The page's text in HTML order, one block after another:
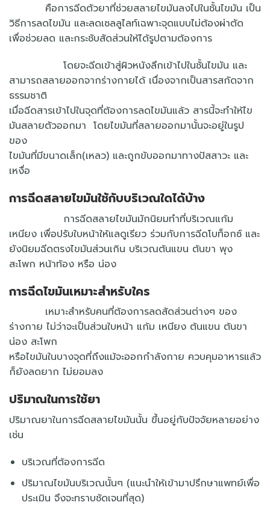
คือการฉีดตัวยาที่ช่วยสลายไขมันลงไปในชั้นไขมัน เป็น
วิธีการลดไขมัน และลดเซลลูไลท์เฉพาะจุดแบบไม่ต้องผ่าตัด
เพื่อช่วยลด และกระชับสัดส่วนให้ได้รูปตามต้องการ
โดยจะฉีดเข้าสู่ผิวหนังลึกเข้าไปในชั้นไขมัน และ
สามารถสลายออกจากร่างกายได้ เนื่องจากเป็นสารสกัดจาก
ธรรมชาติ
เมื่อฉีดสารเข้าไปในจุดที่ต้องการลดไขมันแล้ว สารนี้จะทำให้ไข
มันสลายตัวออกมา โดยไขมันที่สลายออกมานั้นจะอยู่ในรูป
ของ
ไขมันที่มีขนาดเล็ก(เหลว) และถูกขับออกมาทางปัสสาวะ และ
เหงื่อ
การฉีดสลายไขมันใช้กับบริเวณใดได้บ้าง
การฉีดสลายไขมันมักนิยมทำที่บริเวณแก้ม
เหนียง เพื่อปรับใบหน้าให้แลดูเรียว ร่วมกับการฉีดโบท็อกซ์ และ
ยังนิยมฉีดตรงไขมันส่วนเกิน บริเวณต้นแขน ต้นขา พุง
สะโพก หน้าท้อง หรือ น่อง
การฉีดไขมันเหมาะสำหรับใคร
เหมาะสำหรับคนที่ต้องการลดสัดส่วนต่างๆ ของ
ร่างกาย ไม่ว่าจะเป็นส่วนใบหน้า แก้ม เหนียง ต้นแขน ต้นขา
น่อง สะโพก
หรือไขมันในบางจุดที่ถึงแม้จะออกกำลังกาย ควบคุมอาหารแล้ว
ก็ยังลดยาก ไม่ยอมลง
ปริมาณในการใช้ยา
ปริมาณยาในการฉีดสลายไขมันนั้น ขึ้นอยู่กับปัจจัยหลายอย่าง
เช่น
บริเวณที่ต้องการฉีด
ปริมาณไขมันบริเวณนั้นๆ (แนะนำให้เข้ามาปรึกษาแพทย์เพื่อ
ประเมิน จึงจะทราบชัดเจนที่สุด)